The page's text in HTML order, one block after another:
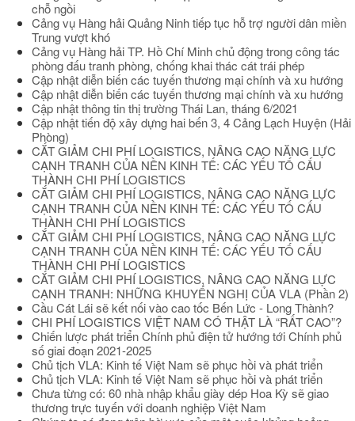
chỗ ngồi
Cảng vụ Hàng hải Quảng Ninh tiếp tục hỗ trợ người dân miền
Trung vượt khó
Cảng vụ Hàng hải TP. Hồ Chí Minh chủ động trong công tác
phòng đấu tranh phòng, chống khai thác cát trái phép
Cập nhật diễn biến các tuyến thương mại chính và xu hướng
Cập nhật diễn biến các tuyến thương mại chính và xu hướng
Cập nhật thông tin thị trường Thái Lan, tháng 6/2021
Cập nhật tiến độ xây dựng hai bến 3, 4 Cảng Lạch Huyện (Hải
Phòng)
CẮT GIẢM CHI PHÍ LOGISTICS, NÂNG CAO NĂNG LỰC
CẠNH TRANH CỦA NỀN KINH TẾ: CÁC YẾU TỐ CẤU
THÀNH CHI PHÍ LOGISTICS
CẮT GIẢM CHI PHÍ LOGISTICS, NÂNG CAO NĂNG LỰC
CẠNH TRANH CỦA NỀN KINH TẾ: CÁC YẾU TỐ CẤU
THÀNH CHI PHÍ LOGISTICS
CẮT GIẢM CHI PHÍ LOGISTICS, NÂNG CAO NĂNG LỰC
CẠNH TRANH CỦA NỀN KINH TẾ: CÁC YẾU TỐ CẤU
THÀNH CHI PHÍ LOGISTICS
CẮT GIẢM CHI PHÍ LOGISTICS, NÂNG CAO NĂNG LỰC
CẠNH TRANH: NHỮNG KHUYẾN NGHỊ CỦA VLA (Phần 2)
Cầu Cát Lái sẽ kết nối vào cao tốc Bến Lức - Long Thành?
CHI PHÍ LOGISTICS VIỆT NAM CÓ THẬT LÀ “RẤT CAO”?
Chiến lược phát triển Chính phủ điện tử hướng tới Chính phủ
số giai đoạn 2021-2025
Chủ tịch VLA: Kinh tế Việt Nam sẽ phục hồi và phát triển
Chủ tịch VLA: Kinh tế Việt Nam sẽ phục hồi và phát triển
Chưa từng có: 60 nhà nhập khẩu giày dép Hoa Kỳ sẽ giao
thương trực tuyến với doanh nghiệp Việt Nam